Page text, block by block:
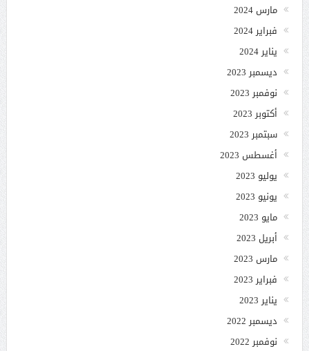
مارس 2024
فبراير 2024
يناير 2024
ديسمبر 2023
نوفمبر 2023
أكتوبر 2023
سبتمبر 2023
أغسطس 2023
يوليو 2023
يونيو 2023
مايو 2023
أبريل 2023
مارس 2023
فبراير 2023
يناير 2023
ديسمبر 2022
نوفمبر 2022